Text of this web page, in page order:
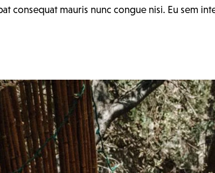
mauris nunc congue nisi. Eu sem